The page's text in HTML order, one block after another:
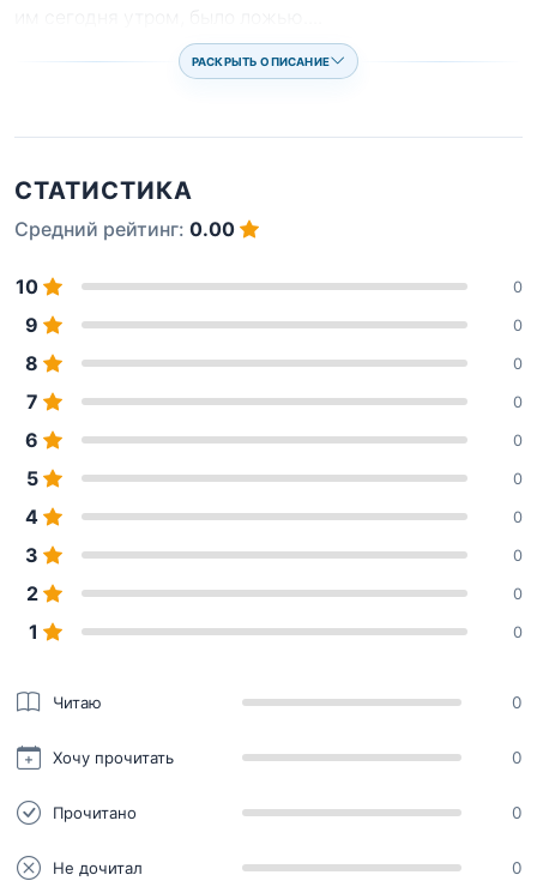
РАСКРЫТЬ ОПИСАНИЕ
СТАТИСТИКА
Средний рейтинг: 0.00
10 0
9 0
8 0
7 0
6 0
5 0
4 0
3 0
2 0
1 0
Читаю 0
Хочу прочитать 0
Прочитано 0
Не дочитал 0